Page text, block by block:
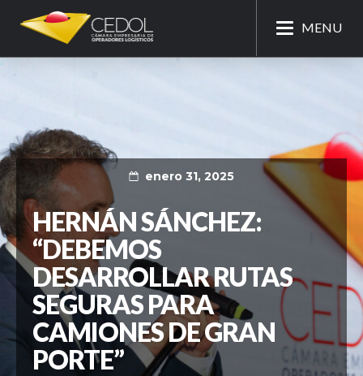
MENU
enero 31, 2025
HERNÁN SÁNCHEZ:
“DEBEMOS
DESARROLLAR RUTAS
SEGURAS PARA
CAMIONES DE GRAN
PORTE”